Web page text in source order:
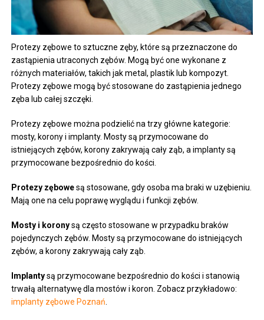
Protezy zębowe to sztuczne zęby, które są przeznaczone do
zastąpienia utraconych zębów. Mogą być one wykonane z
różnych materiałów, takich jak metal, plastik lub kompozyt.
Protezy zębowe mogą być stosowane do zastąpienia jednego
zęba lub całej szczęki.
Protezy zębowe można podzielić na trzy główne kategorie:
mosty, korony i implanty. Mosty są przymocowane do
istniejących zębów, korony zakrywają cały ząb, a implanty są
przymocowane bezpośrednio do kości.
Protezy zębowesą stosowane, gdy osoba ma braki w uzębieniu.
Mają one na celu poprawę wyglądu i funkcji zębów.
Mosty i koronysą często stosowane w przypadku braków
pojedynczych zębów. Mosty są przymocowane do istniejących
zębów, a korony zakrywają cały ząb.
Implantysą przymocowane bezpośrednio do kości i stanowią
trwałą alternatywę dla mostów i koron. Zobacz przykładowo:
implanty zębowe Poznań.